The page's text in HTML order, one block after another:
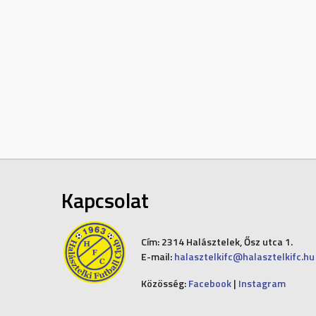
Kapcsolat
Cím:2314 Halásztelek, Ősz utca 1.
E-mail: halasztelkifc@halasztelkifc.hu
Közösség: Facebook| Instagram